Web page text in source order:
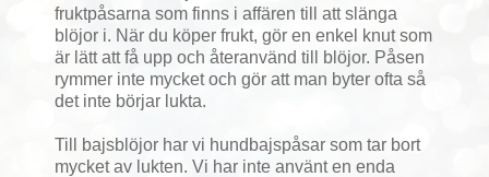
fruktpåsarna som finns i affären till att slänga
blöjor i. När du köper frukt, gör en enkel knut som
är lätt att få upp och återanvänd till blöjor. Påsen
rymmer inte mycket och gör att man byter ofta så
det inte börjar lukta.
Till bajsblöjor har vi hundbajspåsar som tar bort
mycket av lukten. Vi har inte använt en enda